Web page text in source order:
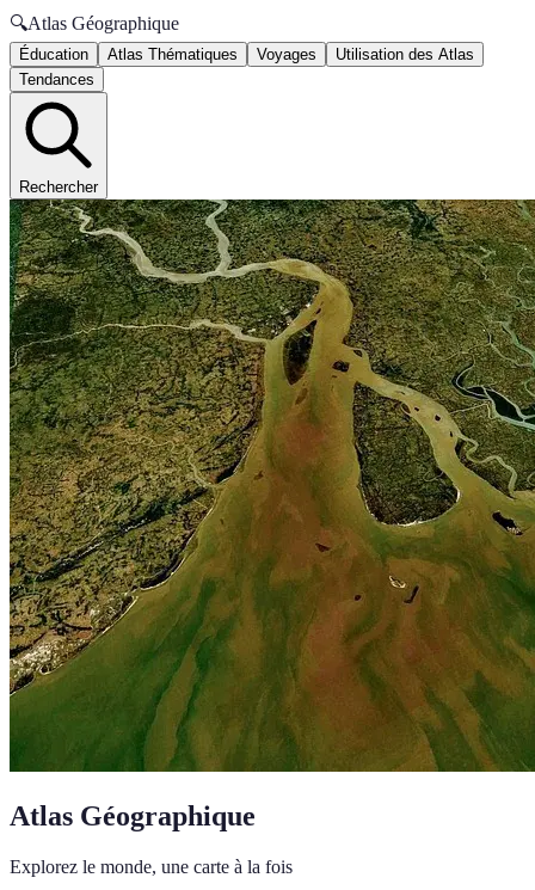
🔍Atlas Géographique
Éducation Atlas Thématiques Voyages
Utilisation des Atlas
Tendances
Rechercher
Atlas Géographique
Explorez le monde, une carte à la fois